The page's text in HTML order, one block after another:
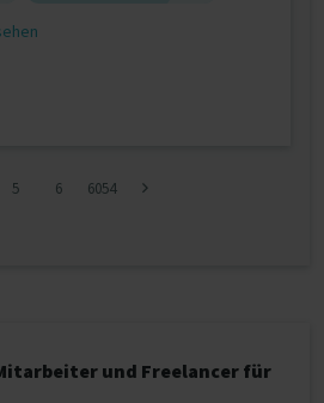
5 6 6054
und Freelancer für